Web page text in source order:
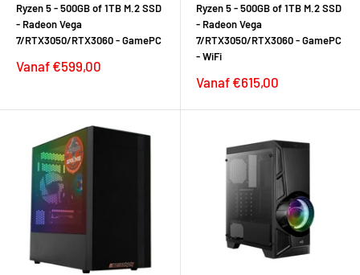
Ryzen 5 - 500GB of 1TB M.2 SSD
- Radeon Vega
7/RTX3050/RTX3060 - GamePC
Verkoopprijs
Vanaf €599,00
Ryzen 5 - 500GB of 1TB M.2 SSD
- Radeon Vega
7/RTX3050/RTX3060 - GamePC
- WiFi
Verkoopprijs
Vanaf €615,00